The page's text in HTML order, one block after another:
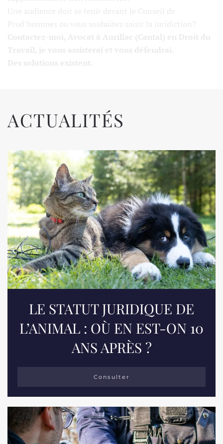
ACTUALITÉS
LE STATUT JURIDIQUE DE
L’ANIMAL : OÙ EN EST-ON 10
ANS APRÈS ?
Consulter